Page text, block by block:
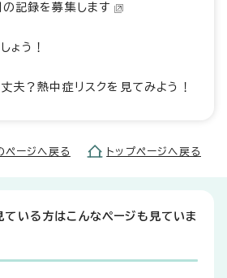
記録を募集します
ょう！
夫？熱中症リスクを見てみよう！
ページへ戻る トップページへ戻る
ている方はこんなページも見ていま